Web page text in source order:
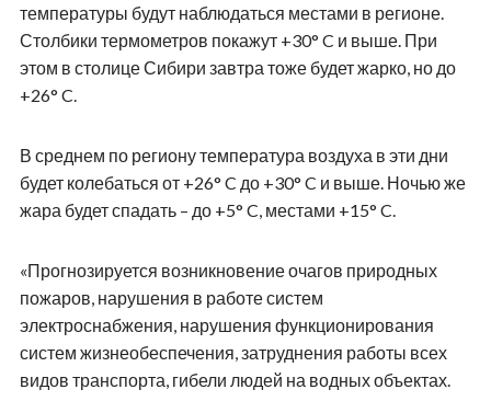
температуры будут наблюдаться местами в регионе.
Столбики термометров покажут +30° C и выше. При
этом в столице Сибири завтра тоже будет жарко, но до
+26° C.
В среднем по региону температура воздуха в эти дни
будет колебаться от +26° C до +30° C и выше. Ночью же
жара будет спадать – до +5° C, местами +15° C.
«Прогнозируется возникновение очагов природных
пожаров, нарушения в работе систем
электроснабжения, нарушения функционирования
систем жизнеобеспечения, затруднения работы всех
видов транспорта, гибели людей на водных объектах.